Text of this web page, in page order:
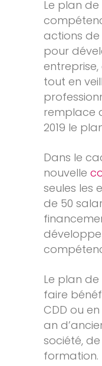
Le plan
actions
pour
entreprise,
tout en
remplace
2019 le
Dans le
nouvelle
seules les
de 50
Le plan
faire
CDD ou
an
société,
formation.